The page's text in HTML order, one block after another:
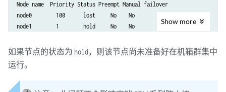
Node name  Priority Status Preempt Manual failover
node0        100      lost     No    No
node1        1        hold     No    No
Show more
如果节点的状态为 hold，则该节点尚未准备好在机箱群集中
运行。